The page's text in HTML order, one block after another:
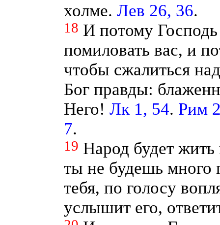
холме. Лев 26, 36.
18 И потому
помиловать вас, и
чтобы сжалиться
Бог правды:
Него! Лк 1, 54. Рим
7.
19 Народ будет
ты не будешь много
тебя, по голосу
услышит его,